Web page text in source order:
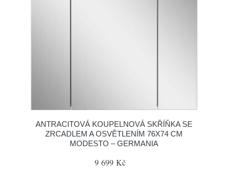
ANTRACITOVÁ KOUPELNOVÁ SKŘÍŇKA SE
ZRCADLEM A OSVĚTLENÍM 76X74 CM
MODESTO – GERMANIA
9 699 Kč